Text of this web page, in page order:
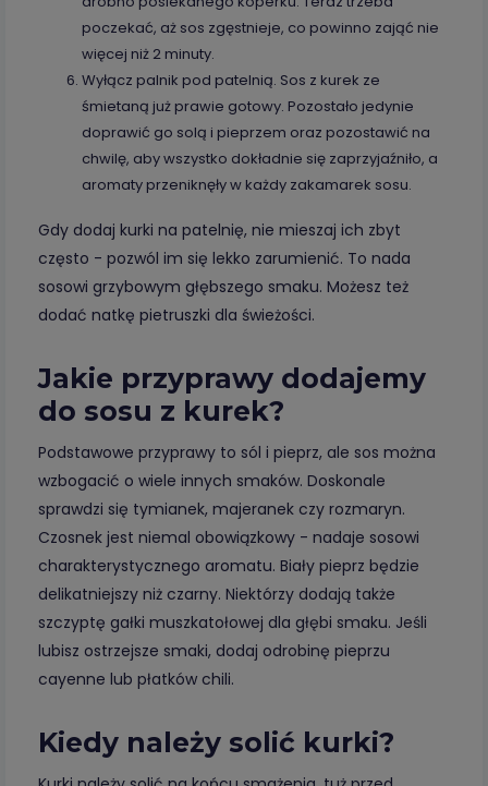
poczekać, aż sos zgęstnieje, co powinno zająć nie
więcej niż 2 minuty.
Wyłącz palnik pod patelnią. Sos z kurek ze
śmietaną już prawie gotowy. Pozostało jedynie
doprawić go solą i pieprzem oraz pozostawić na
chwilę, aby wszystko dokładnie się zaprzyjaźniło, a
aromaty przeniknęły w każdy zakamarek sosu.
Gdy dodaj kurki na patelnię, nie mieszaj ich zbyt
często - pozwól im się lekko zarumienić. To nada
sosowi grzybowym głębszego smaku. Możesz też
dodać natkę pietruszki dla świeżości.
Jakie przyprawy dodajemy
do sosu z kurek?
Podstawowe przyprawy to sól i pieprz, ale sos można
wzbogacić o wiele innych smaków. Doskonale
sprawdzi się tymianek, majeranek czy rozmaryn.
Czosnek jest niemal obowiązkowy - nadaje sosowi
charakterystycznego aromatu. Biały pieprz będzie
delikatniejszy niż czarny. Niektórzy dodają także
szczyptę gałki muszkatołowej dla głębi smaku. Jeśli
lubisz ostrzejsze smaki, dodaj odrobinę pieprzu
cayenne lub płatków chili.
Kiedy należy solić kurki?